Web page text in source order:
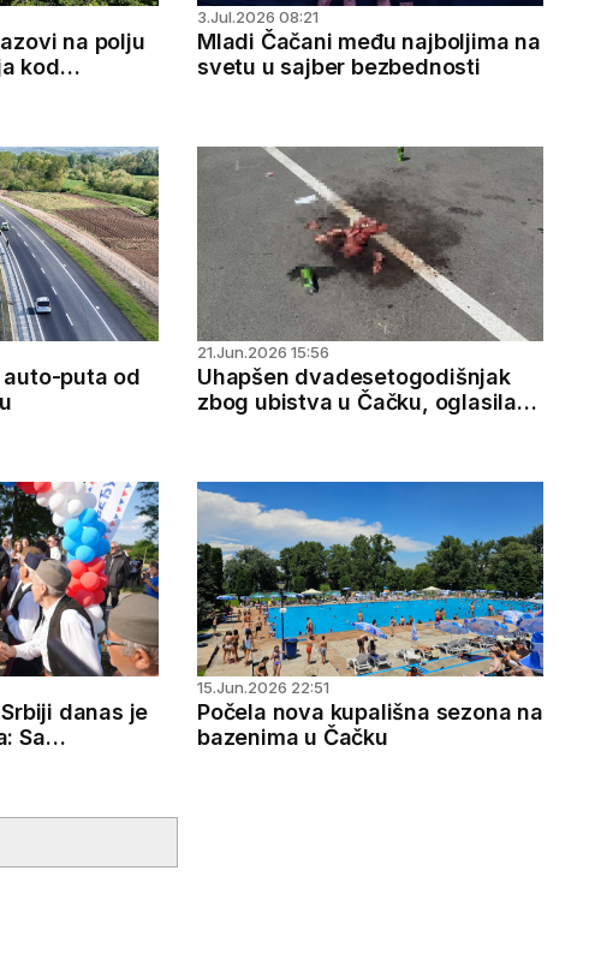
na polju
kod
3.Jul.2026 08:21
Mladi Čačani među najboljima na
svetu u sajber bezbednosti
puta od
21.Jun.2026 15:56
Uhapšen dvadesetogodišnjak
zbog ubistva u Čačku, oglasila
danas je
Sa
SNS
15.Jun.2026 22:51
Počela nova kupališna sezona na
bazenima u Čačku